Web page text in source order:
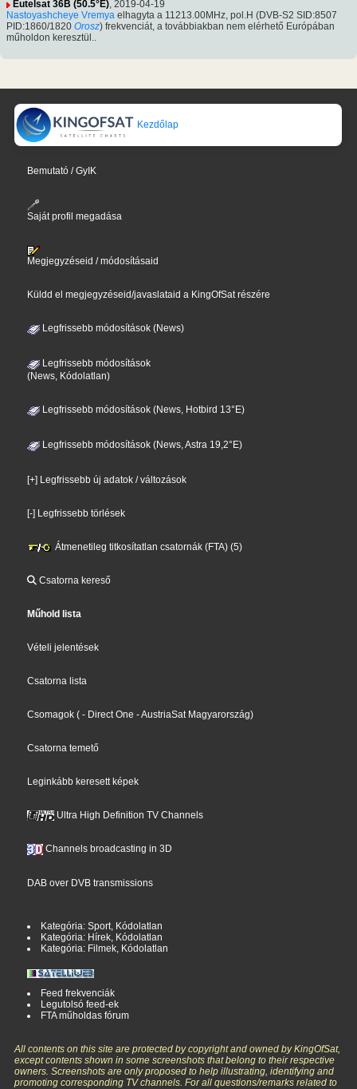
Eutelsat 36B (50.5°E), 2019-04-19
Nastoyashcheye Vremya elhagyta a 11213.00MHz, pol.H (DVB-S2 SID:8507
PID:1860/1820 Orosz) frekvenciát, a továbbiakban nem elérhető Európában
műholdon keresztül..
Kezdőlap
Bemutató / GyIK
Saját profil megadása
Megjegyzéseid / módosításaid
Küldd el megjegyzéseid/javaslataid a KingOfSat részére
Legfrissebb módosítások (News)
Legfrissebb módosítások
(News, Kódolatlan)
Legfrissebb módosítások (News, Hotbird 13°E)
Legfrissebb módosítások (News, Astra 19,2°E)
[+] Legfrissebb új adatok / változások
[-] Legfrissebb törlések
Átmenetileg titkosítatlan csatornák (FTA) (5)
Csatorna kereső
Műhold lista
Vételi jelentések
Csatorna lista
Csomagok (- Direct One - AustriaSat Magyarország)
Csatorna temető
Leginkább keresett képek
Ultra High Definition TV Channels
Channels broadcasting in 3D
DAB over DVB transmissions
Kategória: Sport, Kódolatlan
Kategória: Hírek, Kódolatlan
Kategória: Filmek, Kódolatlan
Feed frekvenciák
Legutolsó feed-ek
FTA műholdas fórum
All contents on this site are protected by copyright and owned by KingOfSat,
except contents shown in some screenshots that belong to their respective
owners. Screenshots are only proposed to help illustrating, identifying and
promoting corresponding TV channels. For all questions/remarks related to